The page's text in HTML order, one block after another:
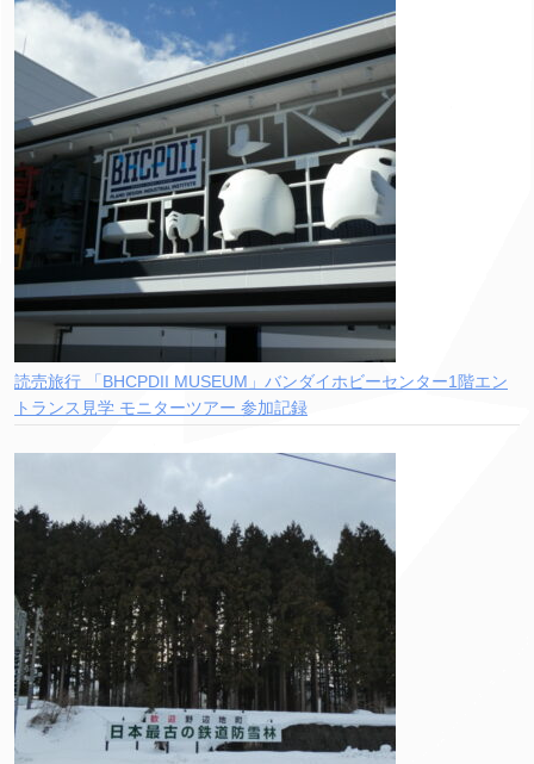
読売旅行 「BHCPDII MUSEUM」バンダイホビーセンター1階エン
トランス見学 モニターツアー 参加記録